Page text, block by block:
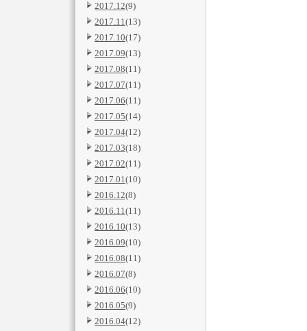
2017.12(9)
2017.11(13)
2017.10(17)
2017.09(13)
2017.08(11)
2017.07(11)
2017.06(11)
2017.05(14)
2017.04(12)
2017.03(18)
2017.02(11)
2017.01(10)
2016.12(8)
2016.11(11)
2016.10(13)
2016.09(10)
2016.08(11)
2016.07(8)
2016.06(10)
2016.05(9)
2016.04(12)